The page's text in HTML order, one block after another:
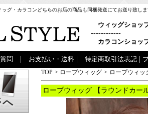
グ・カラコンどちらのお店の商品も同梱発送にてお送り致し
ウィッグショッ
------------
カラコンショッ
問 お支払い・送料 特定商取引法表記
TOP > ロープウィッグ > ロープウィッ
ロープウィッグ 【ラウンドカー